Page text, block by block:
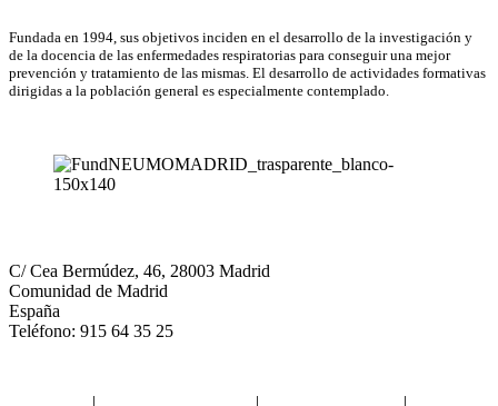
Fundada en 1994, sus objetivos inciden en el desarrollo de la investigación y
de la docencia de las enfermedades respiratorias para conseguir una mejor
prevención y tratamiento de las mismas. El desarrollo de actividades formativas
dirigidas a la población general es especialmente contemplado.
C/ Cea Bermúdez, 46, 28003 Madrid
Comunidad de Madrid
España
Teléfono: 915 64 35 25